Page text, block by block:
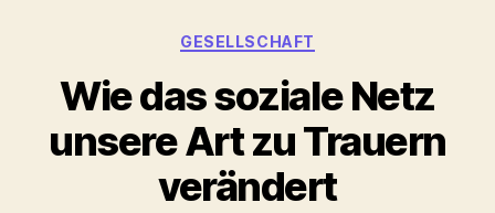
Kategorien
GESELLSCHAFT
Wie das soziale Netz
unsere Art zu Trauern
verändert